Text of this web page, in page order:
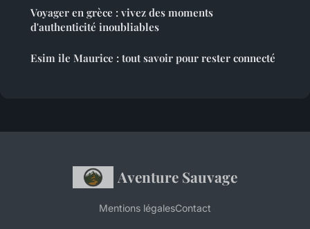
Voyager en grèce : vivez des moments
d'authenticité inoubliables
Esim ile Maurice : tout savoir pour rester connecté
Aventure Sauvage
Mentions légalesContact